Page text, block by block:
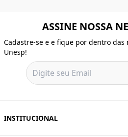
ASSINE NOSSA
Cadastre-se e e fique por dentro das
Unesp!
INSTITUCIONAL